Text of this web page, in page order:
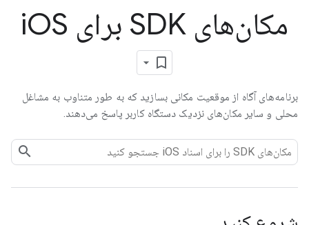
مکان‌های SDK برای i OS
برنامه‌های آگاه از موقعیت مکانی بسازید که به طور متناوب به مشاغل
محلی و سایر مکان‌های نزدیک دستگاه کاربر پاسخ می‌دهند.